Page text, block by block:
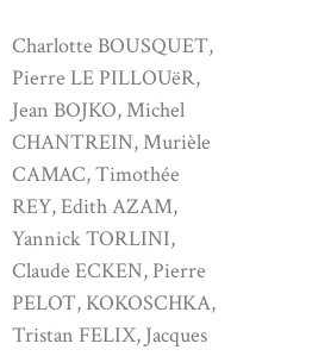
Charlotte BOUSQUET,
Pierre LE PILLOUëR,
Jean BOJKO, Michel
CHANTREIN, Murièle
CAMAC, Timothée
REY, Edith AZAM,
Yannick TORLINI,
Claude ECKEN, Pierre
PELOT, KOKOSCHKA,
Tristan FELIX, Jacques